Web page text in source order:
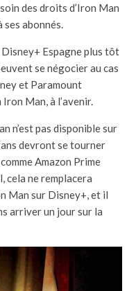
des droits d’Iron Man
abonnés.
Espagne plus tôt
se négocier au cas
et Paramount
Man, à l’avenir.
n’est pas disponible sur
devront se tourner
Amazon Prime
cela ne remplacera
Man sur Disney+, et il
arriver un jour sur la